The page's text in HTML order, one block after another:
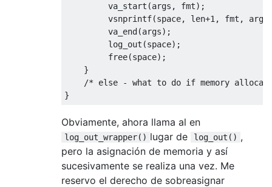
         va_start
(args , fmt);
         vsnprintf
(space, len+1 , fmt , args
         va_end
(args);
         log_out
(space);
         free
(space);
}
/* else - what to do if memory
}
Obviamente, ahora llama al en
log_out_wrapper() lugar de log_out() ,
pero la asignación de memoria y así
sucesivamente se realiza una vez. Me
reservo el derecho de sobreasignar